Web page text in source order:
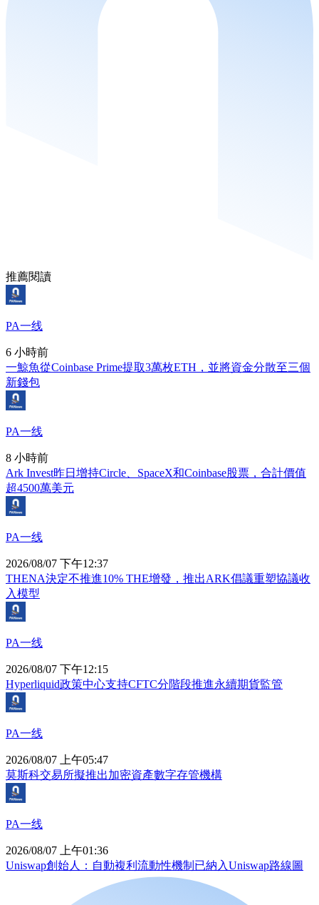
推薦閱讀
PA一线
6 小時前
一鯨魚從Coinbase Prime提取3萬枚ETH，並將資金分散至三個
新錢包
PA一线
8 小時前
Ark Invest昨日增持Circle、SpaceX和Coinbase股票，合計價值
超4500萬美元
PA一线
2026/08/07 下午12:37
THENA決定不推進10% THE增發，推出ARK倡議重塑協議收
入模型
PA一线
2026/08/07 下午12:15
Hyperliquid政策中心支持CFTC分階段推進永續期貨監管
PA一线
2026/08/07 上午05:47
莫斯科交易所擬推出加密資產數字存管機構
PA一线
2026/08/07 上午01:36
Uniswap創始人：自動複利流動性機制已納入Uniswap路線圖